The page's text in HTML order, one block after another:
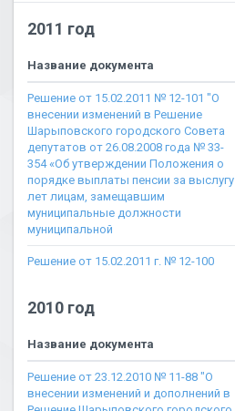
2011 год
Название документа
Решение от 15.02.2011 № 12-101 "О
внесении изменений в Решение
Шарыповского городского Совета
депутатов от 26.08.2008 года № 33-
354 «Об утверждении Положения о
порядке выплаты пенсии за выслугу
лет лицам, замещавшим
муниципальные должности
муниципальной
Решение от 15.02.2011 г. № 12-100
2010 год
Название документа
Решение от 23.12.2010 № 11-88 "О
внесении изменений и дополнений в